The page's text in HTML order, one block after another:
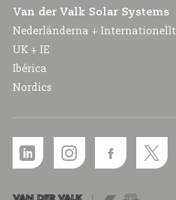
Van der Valk Solar Systems
Nederländerna + Internationellt
UK + IE
Ibérica
Nordics